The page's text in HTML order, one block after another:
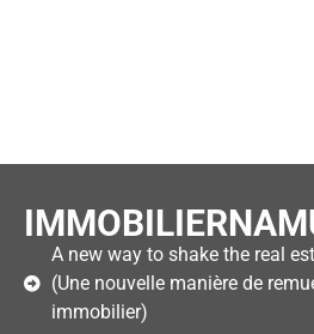
A new way to shake the real
(Une nouvelle manière de
immobilier)